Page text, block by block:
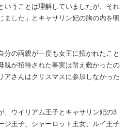
いうことは理解していましたが、それ
ました」とキャサリン妃の胸の内を明
の両親が一度も女王に招かれたこと
親が招待された事実は耐え難かったの
アさんはクリスマスに参加しなかった
ウイリアム王子とキャサリン妃の3
ジ王子、シャーロット王女、ルイ王子